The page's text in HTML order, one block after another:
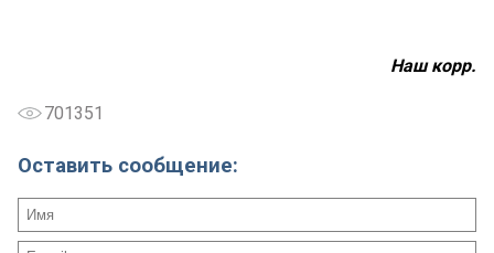
Наш корр.
701351
Оставить сообщение: